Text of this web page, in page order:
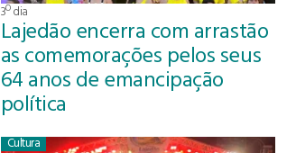
3º dia
Lajedão encerra com arrastão
as comemorações pelos seus
64 anos de emancipação
política
Cultura